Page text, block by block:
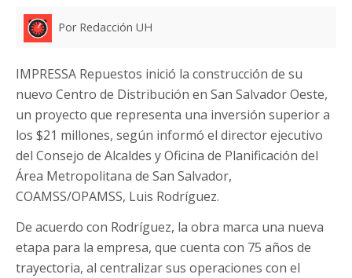
Por Redacción UH
IMPRESSA Repuestos inició la construcción de su
nuevo Centro de Distribución en San Salvador Oeste,
un proyecto que representa una inversión superior a
los $21 millones, según informó el director ejecutivo
del Consejo de Alcaldes y Oficina de Planificación del
Área Metropolitana de San Salvador,
COAMSS/OPAMSS, Luis Rodríguez.
De acuerdo con Rodríguez, la obra marca una nueva
etapa para la empresa, que cuenta con 75 años de
trayectoria, al centralizar sus operaciones con el